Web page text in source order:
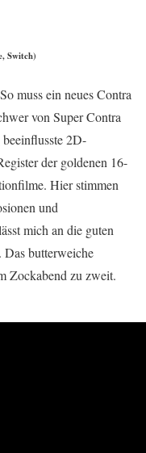
Switch)
muss ein neues Contra
von Super Contra
2D-
der goldenen 16-
Hier stimmen
und
mich an die guten
butterweiche
Zockabend zu zweit.